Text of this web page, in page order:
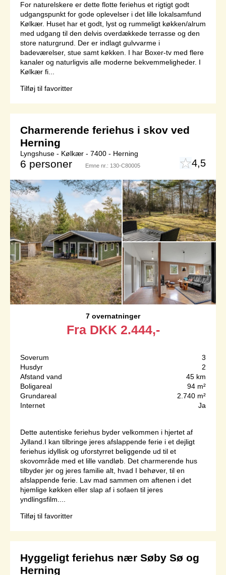
For naturelskere er dette flotte feriehus et rigtigt godt
udgangspunkt for gode oplevelser i det lille lokalsamfund
Kølkær. Huset har et godt, lyst og rummeligt køkken/alrum
med udgang til den delvis overdækkede terrasse og den
store naturgrund. Der er indlagt gulvvarme i
badeværelser, stue samt køkken. I har Boxer-tv med flere
kanaler og naturligvis alle moderne bekvemmeligheder. I
Kølkær fi...
Tilføj til favoritter
Charmerende feriehus i skov ved
Herning
Lyngshuse - Kølkær - 7400 - Herning
6 personer Emne nr.: 130-C80005 4,5
7 overnatninger
Fra DKK 2.444,-
Soverum
3
Husdyr
2
Afstand vand
45 km
Boligareal
94 m²
Grundareal
2.740 m²
Internet
Ja
Dette autentiske feriehus byder velkommen i hjertet af
Jylland.I kan tilbringe jeres afslappende ferie i et dejligt
feriehus idyllisk og uforstyrret beliggende ud til et
skovområde med et lille vandløb. Det charmerende hus
tilbyder jer og jeres familie alt, hvad I behøver, til en
afslappende ferie. Lav mad sammen om aftenen i det
hjemlige køkken eller slap af i sofaen til jeres
yndlingsfilm....
Tilføj til favoritter
Hyggeligt feriehus nær Søby Sø og
Herning